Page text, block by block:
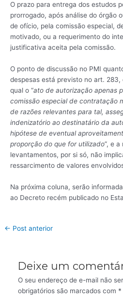
O prazo para entrega dos estudos
prorrogado, após análise do órgão
de ofício, pela comissão especial,
motivado, ou a requerimento do
justificativa aceita pela comissão.
O ponto de discussão no PMI
despesas está previsto no art.
qual o “ato de autorização apenas
comissão especial de contratação
de razões relevantes para tal,
indenizatório ao destinatário da
hipótese de eventual
proporção do que for utilizado”, e
levantamentos, por si só, não
ressarcimento de valores
Na próxima coluna, serão
ao Decreto recém publicado no
← Post anterior
Deixe um
O seu endereço de e-mail não
obrigatórios são marcados com *